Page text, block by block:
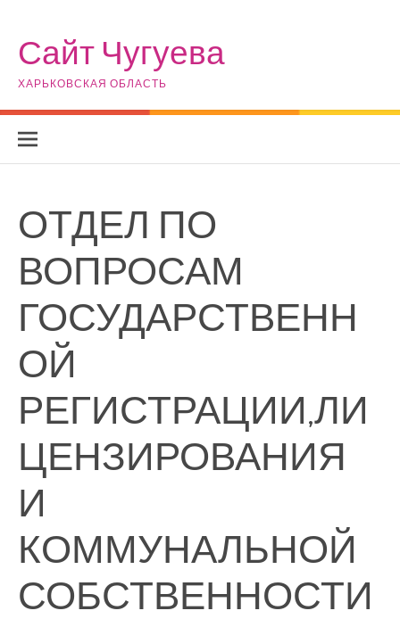
Сайт Чугуева
ХАРЬКОВСКАЯ ОБЛАСТЬ
ОТДЕЛ ПО
ВОПРОСАМ
ГОСУДАРСТВЕНН
ОЙ
РЕГИСТРАЦИИ,ЛИ
ЦЕНЗИРОВАНИЯ
И
КОММУНАЛЬНОЙ
СОБСТВЕННОСТИ